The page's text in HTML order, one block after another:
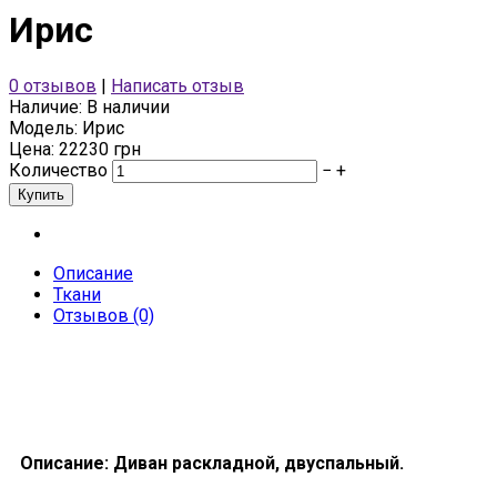
Ирис
0 отзывов | Написать отзыв
Наличие: В наличии
Модель: Ирис
Цена: 22230 грн
Количество
− +
Описание
Ткани
Отзывов (0)
Описание: Диван раскладной, двуспальный.